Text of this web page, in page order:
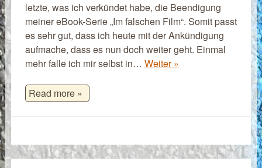
letzte, was ich verkündet habe, die Beendigung
meiner eBook-Serie „Im falschen Film“. Somit passt
es sehr gut, dass ich heute mit der Ankündigung
aufmache, dass es nun doch weiter geht. Einmal
mehr falle ich mir selbst in… Weiter »
Read more »